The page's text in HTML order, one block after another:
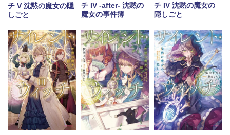
チ V 沈黙の魔女の隠
しごと
チ IV -after- 沈黙の
魔女の事件簿
チ IV 沈黙の魔女の
隠しごと